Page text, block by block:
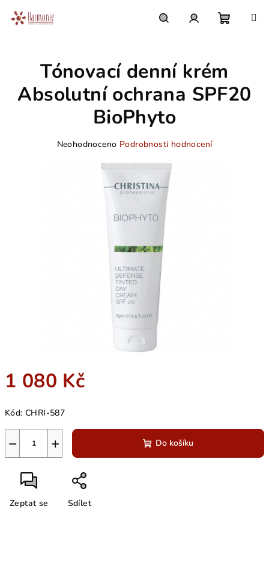
obsah
košík
1 080 Kč
cena:
Kód: CHRI-587
+
− Do košíku
Zeptat se Sdílet
Tónovací denní krém
Absolutní ochrana SPF20
BioPhyto
Průměrné
Neohodnoceno Podrobnosti hodnocení